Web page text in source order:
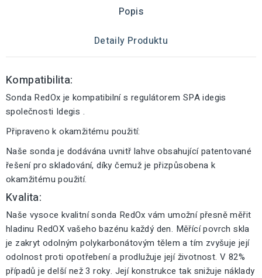
Popis
Detaily Produktu
Kompatibilita:
Sonda RedOx je kompatibilní s regulátorem SPA idegis
společnosti Idegis .
Připraveno k okamžitému použití:
Naše sonda je dodávána uvnitř lahve obsahující patentované
řešení pro skladování, díky čemuž je přizpůsobena k
okamžitému použití.
Kvalita:
Naše vysoce kvalitní sonda RedOx vám umožní přesně měřit
hladinu RedOX vašeho bazénu každý den. Měřící povrch skla
je zakryt odolným polykarbonátovým tělem a tím zvyšuje její
odolnost proti opotřebení a prodlužuje její životnost. V 82%
případů je delší než 3 roky. Její konstrukce tak snižuje náklady